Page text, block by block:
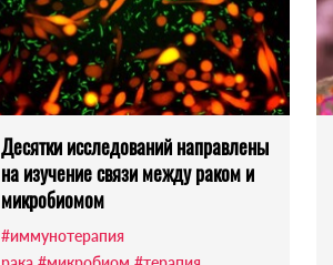
Десятки исследований направлены
на изучение связи между раком и
микробиомом
#иммунотерапия